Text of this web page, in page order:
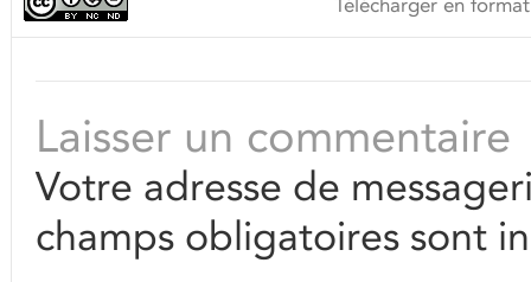
Télécharger en
Laisser un commentaire
Votre adresse de
champs obligatoires sont